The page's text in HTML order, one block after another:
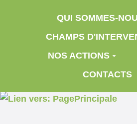
QUI SOMMES-
CHAMPS
NOS ACTIONS
CONTACTS